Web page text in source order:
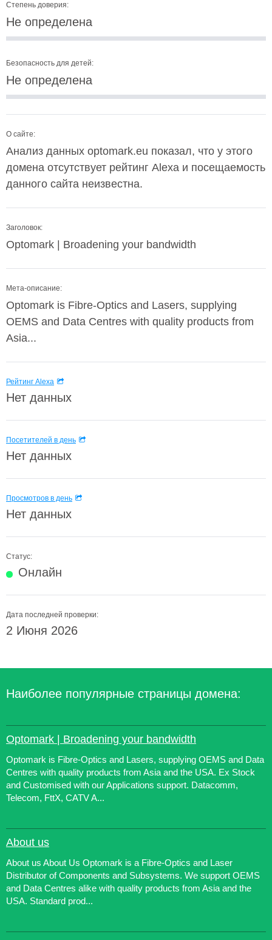
Степень доверия:
Не определена
Безопасность для детей:
Не определена
О сайте:
Анализ данных optomark.eu показал, что у этого
домена отсутствует рейтинг Alexa и посещаемость
данного сайта неизвестна.
Заголовок:
Optomark | Broadening your bandwidth
Мета-описание:
Optomark is Fibre-Optics and Lasers, supplying
OEMS and Data Centres with quality products from
Asia...
Рейтинг Alexa
Нет данных
Посетителей в день
Нет данных
Просмотров в день
Нет данных
Статус:
Онлайн
Дата последней проверки:
2 Июня 2026
Наиболее популярные страницы домена:
Optomark | Broadening your bandwidth
Optomark is Fibre-Optics and Lasers, supplying OEMS and Data
Centres with quality products from Asia and the USA. Ex Stock
and Customised with our Applications support. Datacomm,
Telecom, FttX, CATV A...
About us
About us About Us Optomark is a Fibre-Optics and Laser
Distributor of Components and Subsystems. We support OEMS
and Data Centres alike with quality products from Asia and the
USA. Standard prod...